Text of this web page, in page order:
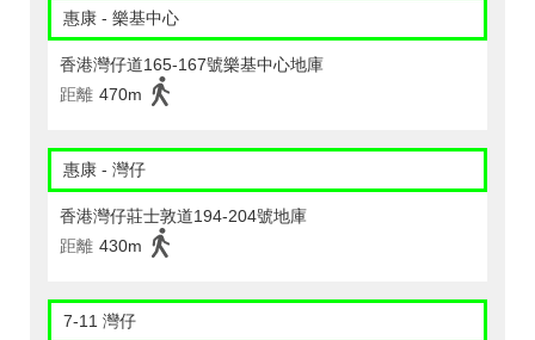
惠康 - 樂基中心
香港灣仔道165-167號樂基中心地庫
距離 470m
惠康 - 灣仔
香港灣仔莊士敦道194-204號地庫
距離 430m
7-11 灣仔